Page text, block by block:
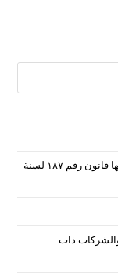
قانون التصالح في بعض مخالفات البناء وتقنين أوضاعها قانون رقم ۱۸۷ لسنة
ذات